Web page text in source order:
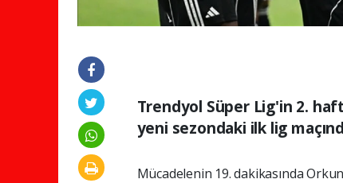
Trendyol Süper Lig'in 2.
yeni sezondaki ilk lig
Mücadelenin 19. dakikasında